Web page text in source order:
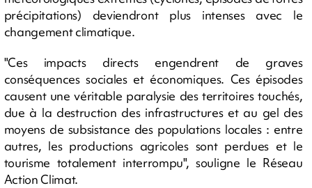
précipitations) deviendront plus intenses avec le
changement climatique.
"Ces impacts directs engendrent de graves
conséquences sociales et économiques. Ces épisodes
causent une véritable paralysie des territoires touchés,
due à la destruction des infrastructures et au gel des
moyens de subsistance des populations locales : entre
autres, les productions agricoles sont perdues et le
tourisme totalement interrompu", souligne le Réseau
Action Climat.